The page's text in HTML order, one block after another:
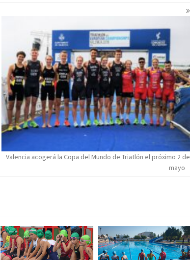
Valencia acogerá la Copa del Mundo de Triatlón el próximo 2 de
mayo